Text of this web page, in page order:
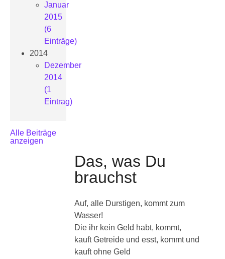
Januar
2015
(6
Einträge)
2014
Dezember
2014
(1
Eintrag)
Alle Beiträge
anzeigen
Das, was Du
brauchst
Auf, alle Durstigen, kommt zum
Wasser!
Die ihr kein Geld habt, kommt,
kauft Getreide und esst, kommt und
kauft ohne Geld